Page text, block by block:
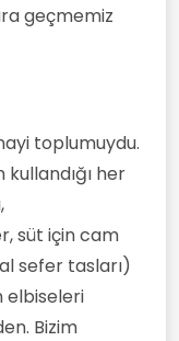
geçmemiz
toplumuydu.
her
süt için cam
sefer tasları)
elbiseleri
Bizim